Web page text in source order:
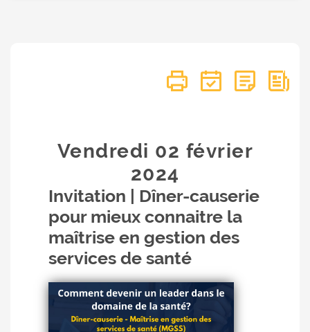
Vendredi 02 février
2024
Invitation | Dîner-causerie
pour mieux connaitre la
maîtrise en gestion des
services de santé